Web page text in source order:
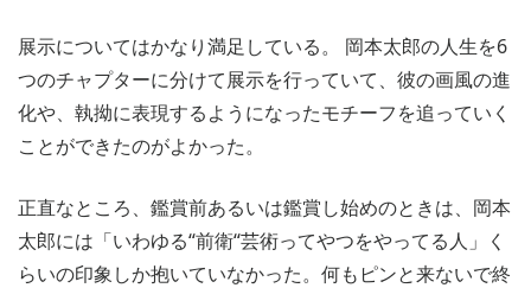
展示についてはかなり満足している。 岡本太郎の人生を6
つのチャプターに分けて展示を行っていて、彼の画風の進
化や、執拗に表現するようになったモチーフを追っていく
ことができたのがよかった。
正直なところ、鑑賞前あるいは鑑賞し始めのときは、岡本
太郎には「いわゆる“前衛“芸術ってやつをやってる人」く
らいの印象しか抱いていなかった。何もピンと来ないで終